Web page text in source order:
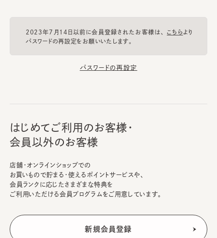
2023年7月14日以前に会員登録されたお客様は、 こちらより
パスワードの再設定をお願いいたします。
パスワードの再設定
はじめてご利用のお客様・
会員以外のお客様
店舗・オンラインショップでの
お買いもので貯まる・使えるポイントサービスや、
会員ランクに応じたさまざまな特典を
ご利用いただける会員プログラムをご用意しています。